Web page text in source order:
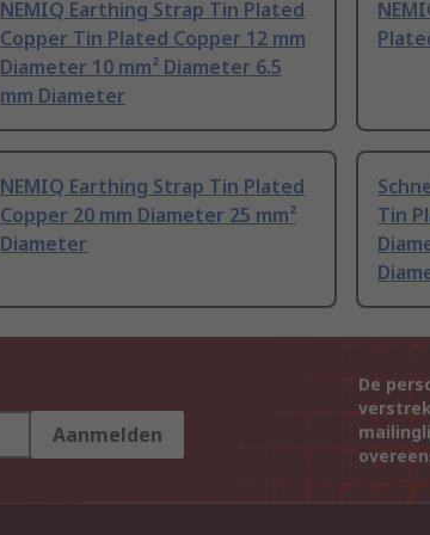
NEMIQ Earthing Strap Tin Plated
Copper Tin Plated Copper 12 mm
Diameter 10 mm² Diameter 6.5
mm Diameter
NEMIQ Earthing Strap Tin Plated
Copper 20 mm Diameter 25 mm²
Diameter
Tin
Aanmelden
De